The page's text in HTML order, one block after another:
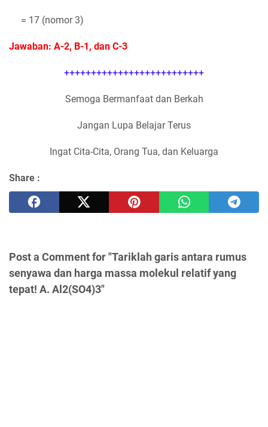
= 17 (nomor 3)
Jawaban: A-2, B-1, dan C-3
++++++++++++++++++++++++++
Semoga Bermanfaat dan Berkah
Jangan Lupa Belajar Terus
Ingat Cita-Cita, Orang Tua, dan Keluarga
Share :
Post a Comment for "Tariklah garis antara rumus
senyawa dan harga massa molekul relatif yang
tepat! A. Al2(SO4)3"